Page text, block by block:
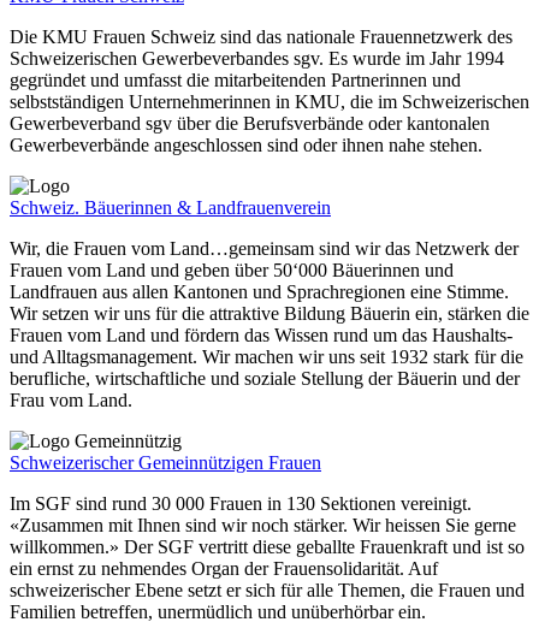
Die KMU Frauen Schweiz sind das nationale Frauennetzwerk des
Schweizerischen Gewerbeverbandes sgv. Es wurde im Jahr 1994
gegründet und umfasst die mitarbeitenden Partnerinnen und
selbstständigen Unternehmerinnen in KMU, die im Schweizerischen
Gewerbeverband sgv über die Berufsverbände oder kantonalen
Gewerbeverbände angeschlossen sind oder ihnen nahe stehen.
Schweiz. Bäuerinnen & Landfrauenverein
Wir, die Frauen vom Land…gemeinsam sind wir das Netzwerk der
Frauen vom Land und geben über 50‘000 Bäuerinnen und
Landfrauen aus allen Kantonen und Sprachregionen eine Stimme.
Wir setzen wir uns für die attraktive Bildung Bäuerin ein, stärken die
Frauen vom Land und fördern das Wissen rund um das Haushalts-
und Alltagsmanagement. Wir machen wir uns seit 1932 stark für die
berufliche, wirtschaftliche und soziale Stellung der Bäuerin und der
Frau vom Land.
Schweizerischer Gemeinnützigen Frauen
Im SGF sind rund 30 000 Frauen in 130 Sektionen vereinigt.
«Zusammen mit Ihnen sind wir noch stärker. Wir heissen Sie gerne
willkommen.» Der SGF vertritt diese geballte Frauenkraft und ist so
ein ernst zu nehmendes Organ der Frauensolidarität. Auf
schweizerischer Ebene setzt er sich für alle Themen, die Frauen und
Familien betreffen, unermüdlich und unüberhörbar ein.